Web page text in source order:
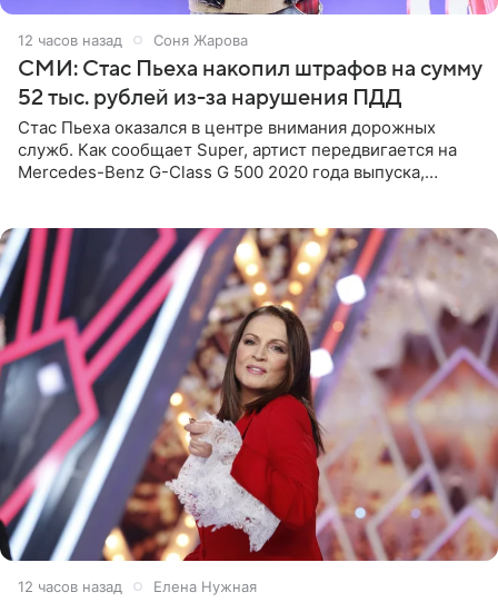
12 часов назад Соня Жарова
СМИ: Стас Пьеха накопил штрафов на сумму
52 тыс. рублей из-за нарушения ПДД
Стас Пьеха оказался в центре внимания дорожных
служб. Как сообщает Super, артист передвигается на
Mercedes-Benz G-Class G 500 2020 года выпуска,
12 часов назад Елена Нужная